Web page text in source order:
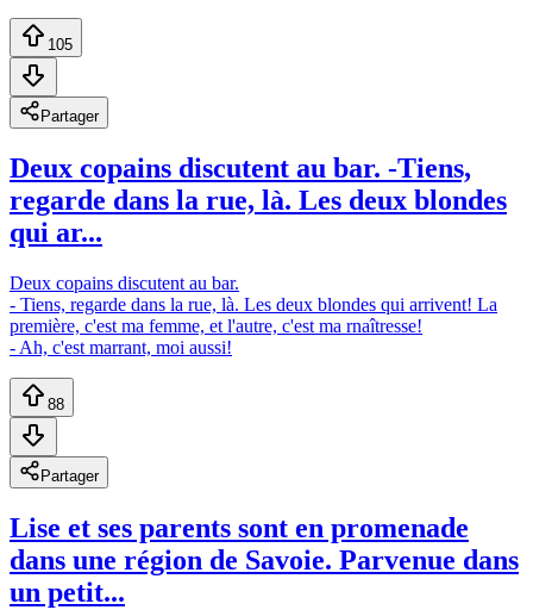
105
Partager
Deux copains discutent au bar. -Tiens,
regarde dans la rue, là. Les deux blondes
qui ar...
Deux copains discutent au bar.
- Tiens, regarde dans la rue, là. Les deux blondes qui arrivent! La
première, c'est ma femme, et l'autre, c'est ma rnaîtresse!
- Ah, c'est marrant, moi aussi!
88
Partager
Lise et ses parents sont en promenade
dans une région de Savoie. Parvenue dans
un petit...